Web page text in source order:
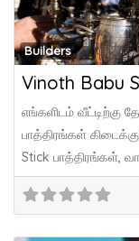
Builders
Vinoth Babu
எங்களிடம் வீட்டிற்கு
பாத்திரங்கள்
Stick பாத்திரங்கள்,
பானை,பிளாஸ்டிக்